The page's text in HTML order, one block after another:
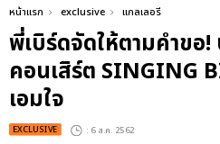
หน้าแรก exclusive แกลเลอรี
พี่เบิร์ดจัดให้ตามคำขอ!
คอนเสิร์ต SINGING
เอมใจ
EXCLUSIVE : 6 ส.ค. 2562